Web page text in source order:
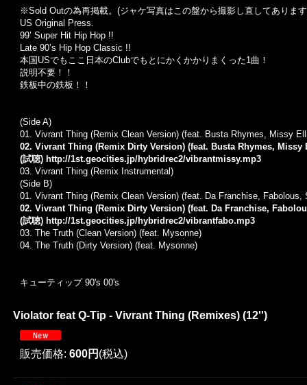
※Sold Outの為再掲載。 (ジャケ写真はこの盤から撮影し直してありま
US Original Press.
99’ Super Hit Hip Hop !!
Late 90’s Hip Hop Classic !!
本国USでもここ日本のClubでもとにかくかかりまくった1曲！
説明不要！！
鉄板中の鉄板！！
(Side A)
01. Vivrant Thing (Remix Clean Version) (feat. Busta Rhymes, Missy
02. Vivrant Thing (Remix Dirty Version) (feat. Busta Rhymes, Missy
(試聴) http://1st.geocities.jp/hybridrec2/vibrantmissy.mp3
03. Vivrant Thing (Remix Instrumental)
(Side B)
01. Vivrant Thing (Remix Clean Version) (feat. Da Franchise, Fabolous,
02. Vivrant Thing (Remix Dirty Version) (feat. Da Franchise,
(試聴) http://1st.geocities.jp/hybridrec2/vibrantfabo.mp3
03. The Truth (Clean Version) (feat. Mysonne)
04. The Truth (Dirty Version) (feat. Mysonne)
キューティップ 90's 00's
Violator feat Q-Tip - Vivrant Thing (Remixes) (12'')
販売価格: 600円 (税込)